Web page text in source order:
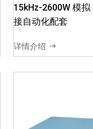
15kHz-2600W 模
接自动化配套
详情介绍
可长时间工作02
电路设计，减少超
智能软件调频，保
能器谐振频率04、